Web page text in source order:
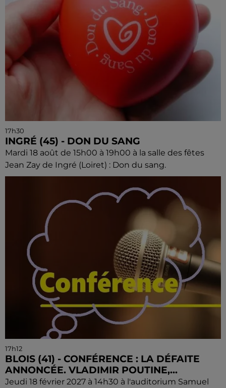
17h30
INGRÉ (45) - DON DU SANG
Mardi 18 août de 15h00 à 19h00 à la salle des fêtes
Jean Zay de Ingré (Loiret) : Don du sang.
17h12
BLOIS (41) - CONFÉRENCE : LA DÉFAITE
ANNONCÉE. VLADIMIR POUTINE,...
Jeudi 18 février 2027 à 14h30 à l'auditorium Samuel